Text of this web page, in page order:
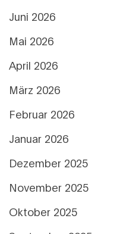
Juni 2026
Mai 2026
April 2026
März 2026
Februar 2026
Januar 2026
Dezember 2025
November 2025
Oktober 2025